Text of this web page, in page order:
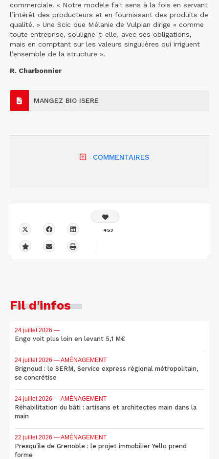
commerciale. « Notre modèle fait sens à la fois en servant
l’intérêt des producteurs et en fournissant des produits de
qualité. » Une Scic que Mélanie de Vulpian dirige « comme
toute entreprise, souligne-t-elle, avec ses obligations,
mais en comptant sur les valeurs singulières qui irriguent
l’ensemble de la structure ».
R. Charbonnier
MANGEZ BIO ISERE
COMMENTAIRES
453
Fil d'infos
24 juillet 2026 —
Engo voit plus loin en levant 5,1 M€
24 juillet 2026 — AMÉNAGEMENT
Brignoud : le SERM, Service express régional métropolitain,
se concrétise
24 juillet 2026 — AMÉNAGEMENT
Réhabilitation du bâti : artisans et architectes main dans la
main
22 juillet 2026 — AMÉNAGEMENT
Presqu'île de Grenoble : le projet immobilier Yello prend
forme